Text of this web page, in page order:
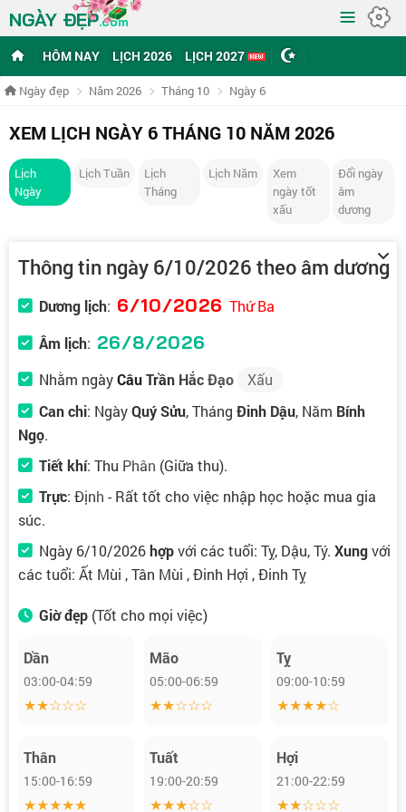
NGÀY ĐẸP.com ≡
HÔM NAY LỊCH 2026 LỊCH 2027
Ngày đẹp Năm 2026 Tháng 10 Ngày 6
XEM LỊCH NGÀY 6 THÁNG 10 NĂM 2026
Lịch
Ngày
Lịch Tuần
Lịch
Tháng
Lịch Năm
Xem
ngày tốt
xấu
Đổi ngày
âm
dương
Thông tin ngày 6/10/2026 theo âm dương
Dương lịch: 6/10/2026 Thứ Ba
Âm lịch: 26/8/2026
Nhằm ngàyCâu Trần Hắc Đạo
Xấu
Can chi: NgàyQuý Sửu, Tháng Đinh Dậu, Năm Bính
Ngọ.
Tiết khí: Thu Phân (Giữa thu).
Trực: Định - Rất tốt cho việc nhập học hoặc mua gia
súc.
Ngày 6/10/2026hợpvới các tuổi: Tỵ, Dậu, Tý. Xungvới
các tuổi: Ất Mùi , Tân Mùi , Đinh Hợi , Đinh Tỵ
Giờ đẹp (Tốt cho mọi việc)
Dần
03:00-04:59
★★☆☆☆
Mão
05:00-06:59
★★☆☆☆
Tỵ
09:00-10:59
★★★★☆
Thân
15:00-16:59
★★★★★
Tuất
19:00-20:59
★★★☆☆
Hợi
21:00-22:59
★★☆☆☆